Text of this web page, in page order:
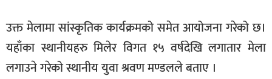
उक्त मेलामा सांस्कृतिक कार्यक्रमको समेत आयोजना गरेको छ।
यहाँका स्थानीयहरु मिलेर विगत १५ वर्षदेखि लगातार मेला
लगाउने गरेको स्थानीय युवा श्रवण मण्डलले बताए ।